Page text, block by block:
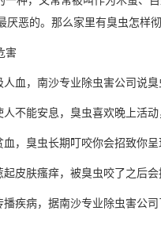
厌恶的。那么家里有臭虫怎样
害
人血，南沙专业除虫害公司说臭
不能安息，臭虫喜欢晚上活
，臭虫长期叮咬你会招致你呈
皮肤瘙痒，被臭虫咬了之后
疾病，据南沙专业除虫害公